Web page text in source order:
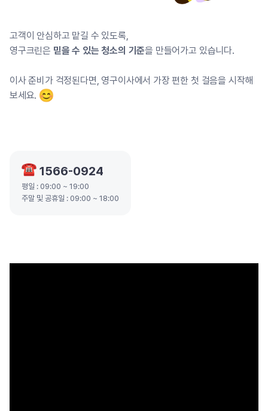
고객이 안심하고 맡길 수 있도록,
영구크린은 믿을 수 있는 청소의 기준을 만들어가고 있습니다.
이사 준비가 걱정된다면, 영구이사에서 가장 편한 첫 걸음을 시작해
보세요.
1566-0924
평일 : 09:00 ~ 19:00
주말 및 공휴일 : 09:00 ~ 18:00